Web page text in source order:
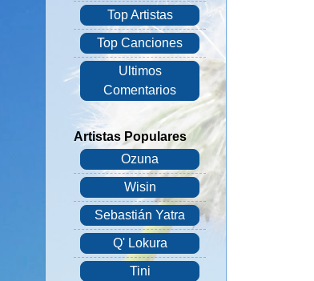
Top Artistas
Top Canciones
Ultimos
Comentarios
Artistas Populares
Ozuna
Wisin
Sebastián Yatra
Q' Lokura
Tini